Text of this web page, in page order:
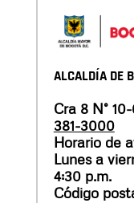
ALCALDÍA DE
Cra 8 N°
381-3000
Horario de
Lunes a
4:30 p.m.
Código